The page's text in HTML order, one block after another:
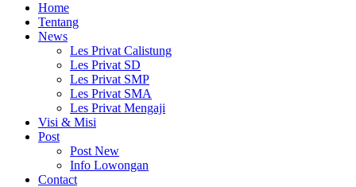
Home
Tentang
News
Les Privat Calistung
Les Privat SD
Les Privat SMP
Les Privat SMA
Les Privat Mengaji
Visi & Misi
Post
Post New
Info Lowongan
Contact